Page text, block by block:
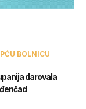
BOLNICU
darovala